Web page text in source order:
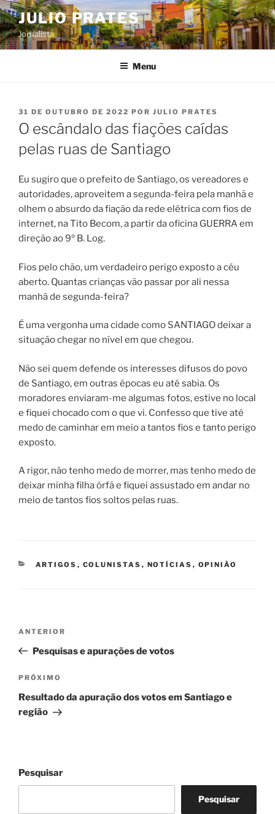
Pular
para
o
conteúdo
JULIO PRATES
Jornalista
Menu
PUBLICADO
EM
31 DE OUTUBRO DE 2022 POR JULIO PRATES
O escândalo das fiações caídas
pelas ruas de Santiago
Eu sugiro que o prefeito de Santiago, os vereadores e
autoridades, aproveitem a segunda-feira pela manhã e
olhem o absurdo da fiação da rede elétrica com fios de
internet, na Tito Becom, a partir da oficina GUERRA em
direção ao 9º B. Log.
Fios pelo chão, um verdadeiro perigo exposto a céu
aberto. Quantas crianças vão passar por ali nessa
manhã de segunda-feira?
É uma vergonha uma cidade como SANTIAGO deixar a
situação chegar no nível em que chegou.
Não sei quem defende os interesses difusos do povo
de Santiago, em outras épocas eu até sabia. Os
moradores enviaram-me algumas fotos, estive no local
e fiquei chocado com o que vi. Confesso que tive até
medo de caminhar em meio a tantos fios e tanto perigo
exposto.
A rigor, não tenho medo de morrer, mas tenho medo de
deixar minha filha órfã e fiquei assustado em andar no
meio de tantos fios soltos pelas ruas.
CATEGORIAS
ARTIGOS , COLUNISTAS , NOTÍCIAS , OPINIÃO
Post
Post
anterior
ANTERIOR
Pesquisas e apurações de votos
Próximo
post
PRÓXIMO
Resultado da apuração dos votos em Santiago e
região
Pesquisar
Pesquisar